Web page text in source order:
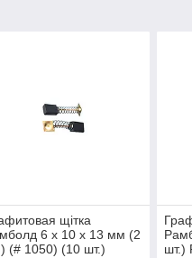
щітка
6 x 10 x 13 мм (2
(# 1050) (10 шт.)
шт.)